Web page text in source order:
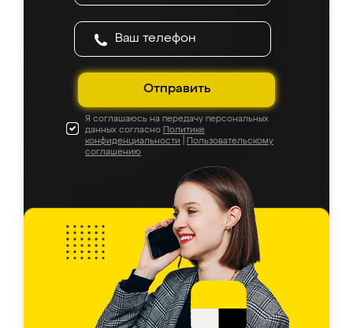
Отправить
Я соглашаюсь на передачу персональных
данных согласно Политике
конфиденциальности
Пользовательскому
соглашению